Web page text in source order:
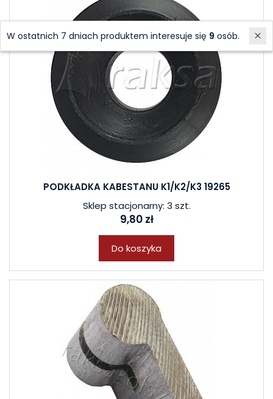
PODKŁADKA KABESTANU K1/K2/K3 19265
Sklep stacjonarny: 3 szt.
9,80 zł
Do koszyka
W ostatnich 7 dniach produktem interesuje się 9 osób.